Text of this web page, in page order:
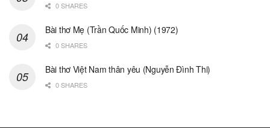
0 SHARES
Bài thơ Mẹ (Trần Quốc Minh) (1972)
0 SHARES
Bài thơ Việt Nam thân yêu (Nguyễn Đình Thi)
0 SHARES